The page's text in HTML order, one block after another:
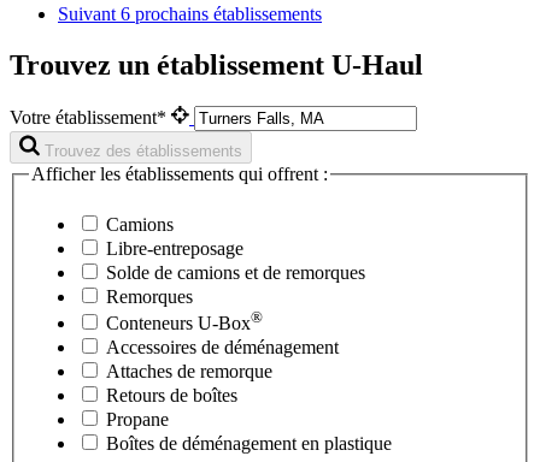
Suivant 6 prochains établissements
Trouvez un établissement U-Haul
Votre établissement*
Trouvez des établissements
Afficher les établissements qui offrent :
Camions
Libre-entreposage
Solde de camions et de remorques
Remorques
Conteneurs U-Box®
Accessoires de déménagement
Attaches de remorque
Retours de boîtes
Propane
Boîtes de déménagement en plastique